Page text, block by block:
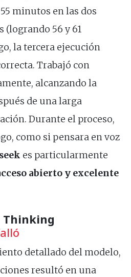
minutos en las dos
(logrando 56 y 61
la tercera ejecución
Trabajó con
alcanzando la
de una larga
Durante el proceso,
como si pensara en voz
es particularmente
abierto y excelente
Thinking
detallado del modelo,
resultó en una